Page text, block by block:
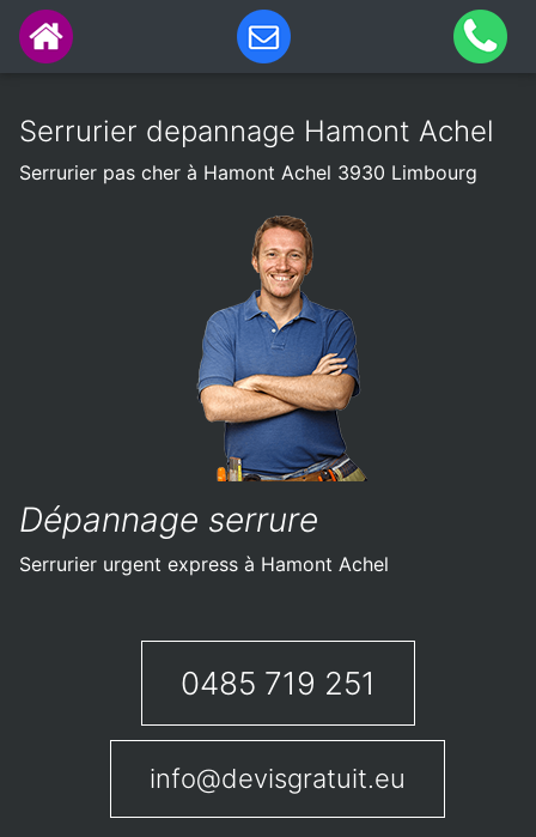
Serrurier depannage Hamont Achel
Serrurier pas cher à Hamont Achel 3930 Limbourg
Dépannage serrure
Serrurier urgent express à Hamont Achel
0485 719 251
info@devisgratuit.eu